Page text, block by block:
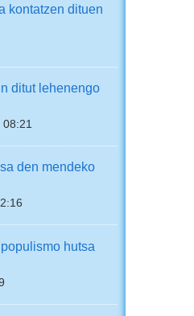
kontatzen dituen
ditut lehenengo
08:21
den mendeko
hutsa